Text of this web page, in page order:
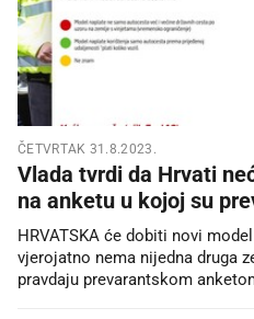
ČETVRTAK 31.8.2023.
Vlada tvrdi da Hrvati
na anketu u kojoj su
HRVATSKA će dobiti novi
vjerojatno nema nijedna druga
pravdaju prevarantskom